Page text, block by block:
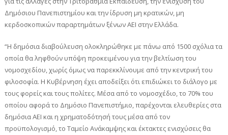
Δημόσιου Πανεπιστημίου και την ίδρυση μη κρατικών, μη
κερδοσκοπικών παραρτημάτων ξένων ΑΕΙ στην Ελλάδα.
“Η δημόσια διαβούλευση ολοκληρώθηκε με πάνω από 1500 σχόλια τα
οποία θα ληφθούν υπόψη προκειμένου για την βελτίωση του
νομοσχεδίου, χωρίς όμως να παρεκκλίνουμε από την κεντρική του
φιλοσοφία. Η Κυβέρνηση έχει αποδείξει ότι επιδιώκει το διάλογο με
τους φορείς και τους πολίτες. Μέσα από το νομοσχέδιο, το 70% του
οποίου αφορά το Δημόσιο Πανεπιστήμιο, παρέχονται ελευθερίες στα
δημόσια ΑΕΙ και η χρηματοδότησή τους μέσα από τον
προϋπολογισμό, το Ταμείο Ανάκαμψης και έκτακτες ενισχύσεις θα